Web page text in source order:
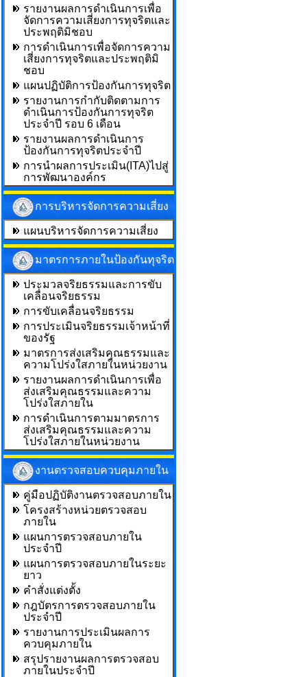
รายงานผลการดำเนินการเพื่อ
จัดการความเสี่ยงการทุจริตและ
ประพฤติมิชอบ
การดำเนินการเพื่อจัดการความ
เสี่ยงการทุจริตและประพฤติมิ
ชอบ
แผนปฏิบัติการป้องกันการทุจริต
รายงานการกำกับติดตามการ
ดำเนินการป้องกันการทุจริต
ประจำปี รอบ 6 เดือน
รายงานผลการดำเนินการ
ป้องกันการทุจริตประจำปี
การนำผลการประเมิน(ITA)ไปสู่
การพัฒนาองค์กร
การบริหารจัดการความเสี่ยง
แผนบริหารจัดการความเสี่ยง
มาตรการภายในป้องกันทุจริต
ประมวลจริยธรรมและการขับ
เคลื่อนจริยธรรม
การขับเคลื่อนจริยธรรม
การประเมินจริยธรรมเจ้าหน้าที่
ของรัฐ
มาตรการส่งเสริมคุณธรรมและ
ความโปร่งใสภายในหน่วยงาน
รายงานผลการดำเนินการเพื่อ
ส่งเสริมคุณธรรมและความ
โปร่งใสภายใน
การดำเนินการตามมาตรการ
ส่งเสริมคุณธรรมและความ
โปร่งใสภายในหน่วยงาน
งานตรวจสอบควบคุมภายใน
คู่มือปฏิบัติงานตรวจสอบภายใน
โครงสร้างหน่วยตรวจสอบ
ภายใน
แผนการตรวจสอบภายใน
ประจำปี
แผนการตรวจสอบภายในระยะ
ยาว
คำสั่งแต่งตั้ง
กฎบัตรการตรวจสอบภายใน
ประจำปี
รายงานการประเมินผลการ
ควบคุมภายใน
สรุปรายงานผลการตรวจสอบ
ภายในประจำปี